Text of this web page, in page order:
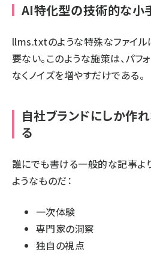
AI特化型の技術的な小
llms.txtのような特殊なファイル
要ない。このような施策は、パフ
なくノイズを増やすだけである。
自社ブランドにしか作
る
誰にでも書ける一般的な記事よ
ようなものだ：
一次体験
専門家の洞察
独自の視点